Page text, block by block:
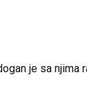
je sa njima